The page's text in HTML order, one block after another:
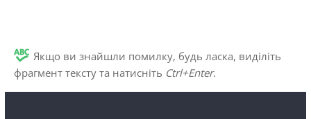
Якщо ви знайшли помилку, будь ласка, виділіть
фрагмент тексту та натисніть Ctrl+Enter.